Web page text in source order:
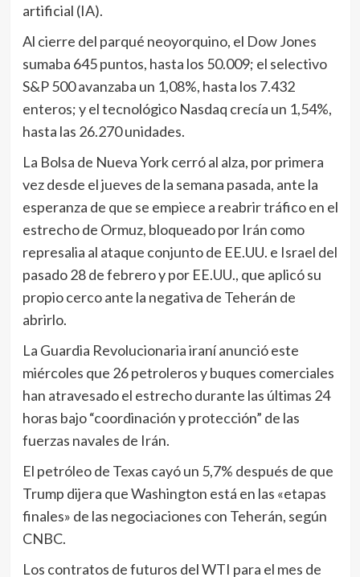
artificial (IA).
Al cierre del parqué neoyorquino, el Dow Jones
sumaba 645 puntos, hasta los 50.009; el selectivo
S&P 500 avanzaba un 1,08%, hasta los 7.432
enteros; y el tecnológico Nasdaq crecía un 1,54%,
hasta las 26.270 unidades.
La Bolsa de Nueva York cerró al alza, por primera
vez desde el jueves de la semana pasada, ante la
esperanza de que se empiece a reabrir tráfico en el
estrecho de Ormuz, bloqueado por Irán como
represalia al ataque conjunto de EE.UU. e Israel del
pasado 28 de febrero y por EE.UU., que aplicó su
propio cerco ante la negativa de Teherán de
abrirlo.
La Guardia Revolucionaria iraní anunció este
miércoles que 26 petroleros y buques comerciales
han atravesado el estrecho durante las últimas 24
horas bajo “coordinación y protección” de las
fuerzas navales de Irán.
El petróleo de Texas cayó un 5,7% después de que
Trump dijera que Washington está en las «etapas
finales» de las negociaciones con Teherán, según
CNBC.
Los contratos de futuros del WTI para el mes de